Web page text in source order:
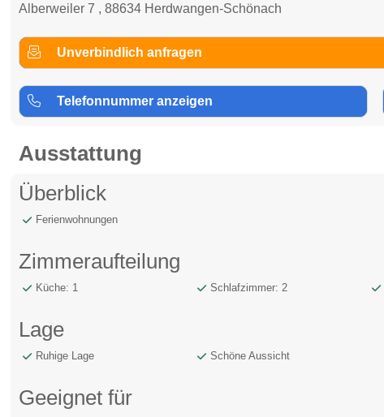
Alberweiler 7 , 88634 Herdwangen-Schönach
Unverbindlich anfragen
Telefonnummer anzeigen
Ausstattung
Überblick
Ferienwohnungen
Zimmeraufteilung
Küche: 1 Schlafzimmer: 2
Lage
Ruhige Lage Schöne Aussicht
Geeignet für